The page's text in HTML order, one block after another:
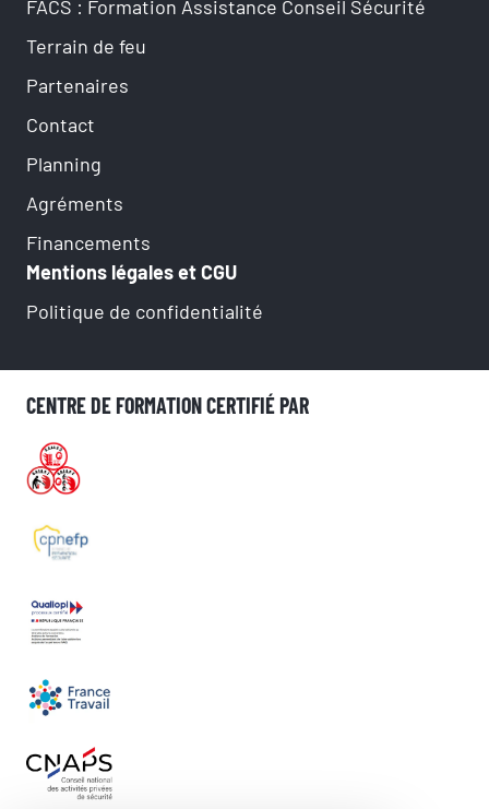
FACS : Formation Assistance Conseil Sécurité
Terrain de feu
Partenaires
Contact
Planning
Agréments
Financements
Mentions légales et CGU
Politique de confidentialité
CENTRE DE FORMATION CERTIFIÉ PAR